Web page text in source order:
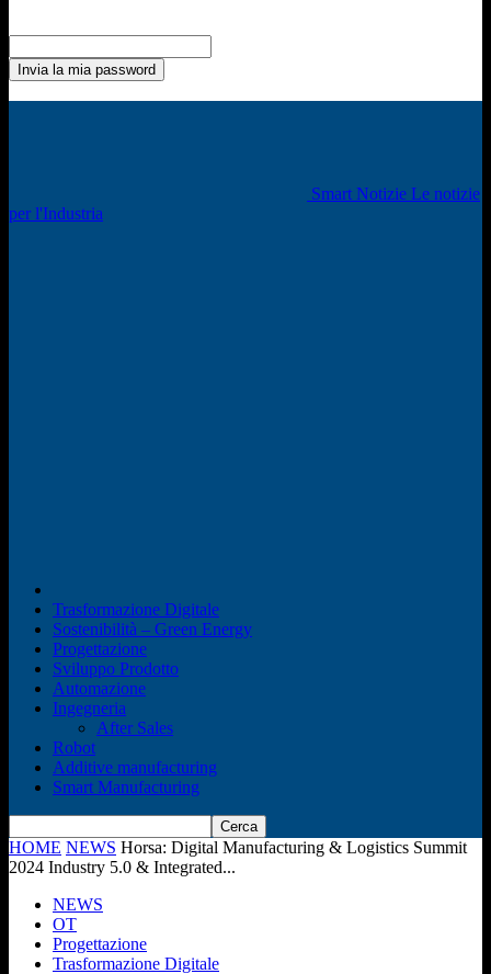
Smart Notizie Le notizie
per l'Industria
Trasformazione Digitale
Sostenibilità – Green Energy
Progettazione
Sviluppo Prodotto
Automazione
Ingegneria
After Sales
Robot
Additive manufacturing
Smart Manufacturing
HOME NEWS Horsa: Digital Manufacturing & Logistics Summit
2024 Industry 5.0 & Integrated...
NEWS
OT
Progettazione
Trasformazione Digitale